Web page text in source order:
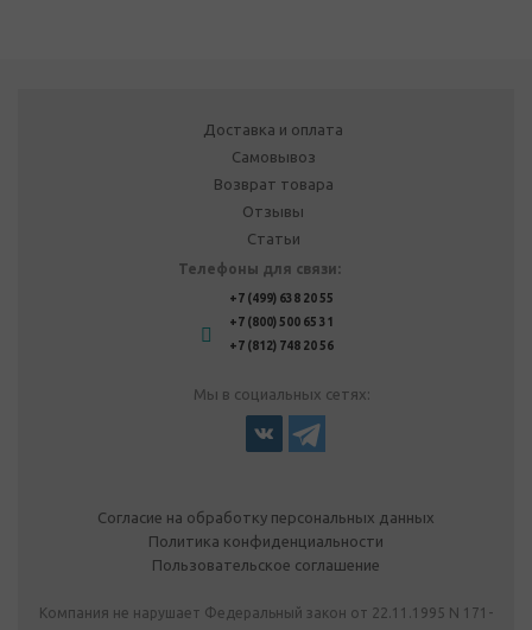
Доставка и оплата
Самовывоз
Возврат товара
Отзывы
Статьи
Телефоны для связи:
+7 (499) 638 20 55
+7 (800) 500 65 31
+7 (812) 748 20 56
Мы в социальных сетях:
Согласие на обработку персональных данных
Политика конфиденциальности
Пользовательское соглашение
Компания не нарушает Федеральный закон от 22.11.1995 N 171-